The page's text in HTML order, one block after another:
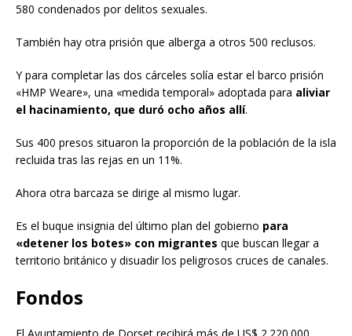
580 condenados por delitos sexuales.
También hay otra prisión que alberga a otros 500 reclusos.
Y para completar las dos cárceles solía estar el barco prisión
«HMP Weare», una «medida temporal» adoptada para aliviar
el hacinamiento, que duró ocho años allí.
Sus 400 presos situaron la proporción de la población de la isla
recluida tras las rejas en un 11%.
Ahora otra barcaza se dirige al mismo lugar.
Es el buque insignia del último plan del gobierno para
«detener los botes» con migrantes que buscan llegar a
territorio británico y disuadir los peligrosos cruces de canales.
Fondos